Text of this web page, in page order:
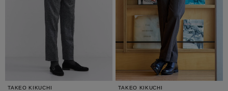
TAKEO KIKUCHI
TAKEO KIKUCHI